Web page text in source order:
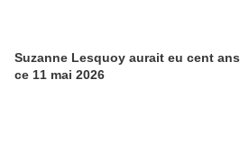
Suzanne Lesquoy aurait eu cent ans
ce 11 mai 2026